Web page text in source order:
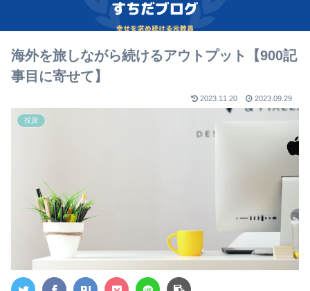
海外を旅しながら続けるアウトプット【900記
事目に寄せて】
2023.11.20 2023.09.29
投資